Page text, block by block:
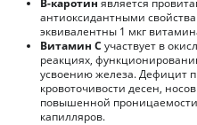
антиоксидантными
эквивалентны 1 мкг
Витамин С участвует в
реакциях,
усвоению железа. Дефицит
кровоточивости десен,
повышенной
капилляров.